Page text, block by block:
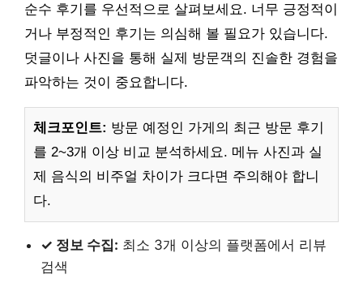
순수 후기를 우선적으로 살펴보세요. 너무 긍정적이
거나 부정적인 후기는 의심해 볼 필요가 있습니다.
덧글이나 사진을 통해 실제 방문객의 진솔한 경험을
파악하는 것이 중요합니다.
체크포인트: 방문 예정인 가게의 최근 방문 후기
를 2~3개 이상 비교 분석하세요. 메뉴 사진과 실
제 음식의 비주얼 차이가 크다면 주의해야 합니
다.
✓ 정보 수집: 최소 3개 이상의 플랫폼에서 리뷰
검색